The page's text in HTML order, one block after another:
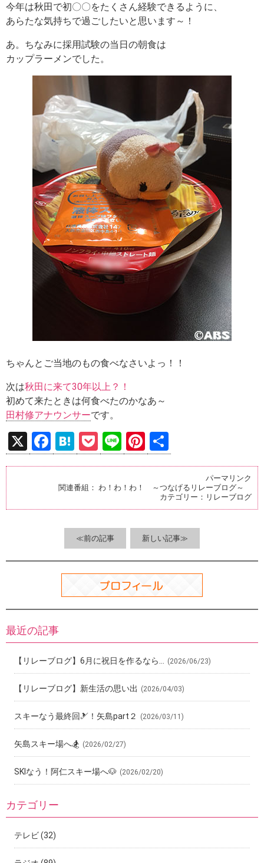
今年は秋田で初〇〇をたくさん経験できるように、
あらたな気持ちで過ごしたいと思います～！
あ。ちなみに採用試験の当日の朝食は
カップラーメンでした。
ちゃんとご当地のもの食べなさいよっ！！
次は秋田に来て30年以上？！
初めて来たときは何食べたのかなあ～
田村修アナウンサーです。
X
F
a
ce
b
o
k
H
at
e
n
a
P
o
ck
et
Li
n
e
Pi
nt
es
t
有
パーマリンク
関連番組： わ！わ！わ！ ～つなげるリレーブログ～
カテゴリー： リレーブログ
≪前の記事 新しい記事≫
最近の記事
【リレーブログ】6月に祝日を作るなら… (2026/06/23)
【リレーブログ】新生活の思い出 (2026/04/03)
スキーなう最終回🎿！矢島part２ (2026/03/11)
矢島スキー場へ🏂 (2026/02/27)
SKIなう！阿仁スキー場へ🐶 (2026/02/20)
カテゴリー
テレビ(32)